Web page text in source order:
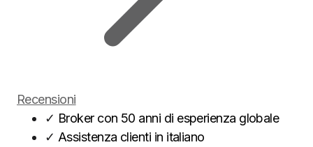
Recensioni
✓ Broker con 50 anni di esperienza globale
✓ Assistenza clienti in italiano